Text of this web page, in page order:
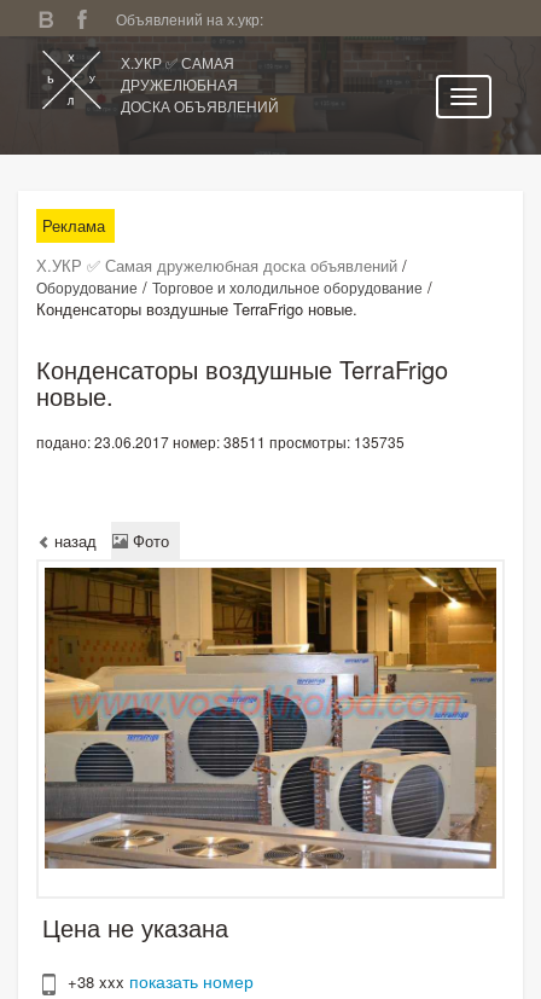
Объявлений на х.укр:
Х.УКР ✅ САМАЯ
ДРУЖЕЛЮБНАЯ
ДОСКА ОБЪЯВЛЕНИЙ
Все регионы
Категории
Избранное
Личный кабинет
Поиск по сайту
Реклама
Х.УКР ✅ Самая дружелюбная доска объявлений /
Оборудование / Торговое и холодильное оборудование /
Конденсаторы воздушные TerraFrigo новые.
Конденсаторы воздушные TerraFrigo
новые.
подано: 23.06.2017номер: 38511 просмотры: 135735
назад Фото
Цена не указана
+38 xxx показать номер